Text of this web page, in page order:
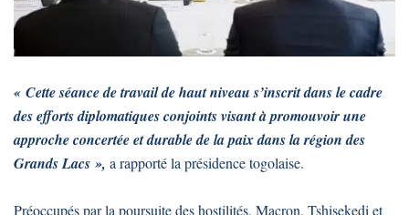
« Cette séance de travail de haut niveau s’inscrit dans le cadre
des efforts diplomatiques conjoints visant à promouvoir une
approche concertée et durable de la paix dans la région des
Grands Lacs », a rapporté la présidence togolaise.
Préoccupés par la poursuite des hostilités, Macron, Tshisekedi et